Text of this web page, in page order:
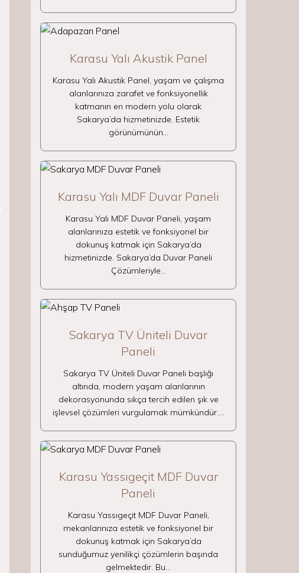
Karasu Yalı Akustik Panel
Karasu Yalı Akustik Panel, yaşam ve çalışma
alanlarınıza zarafet ve fonksiyonellik
katmanın en modern yolu olarak
Sakarya’da hizmetinizde. Estetik
görünümünün…
Karasu Yalı MDF Duvar Paneli
Karasu Yalı MDF Duvar Paneli, yaşam
alanlarınıza estetik ve fonksiyonel bir
dokunuş katmak için Sakarya’da
hizmetinizde. Sakarya’da Duvar Paneli
Çözümleriyle…
Sakarya TV Üniteli Duvar
Paneli
Sakarya TV Üniteli Duvar Paneli başlığı
altında, modern yaşam alanlarının
dekorasyonunda sıkça tercih edilen şık ve
işlevsel çözümleri vurgulamak mümkündür.…
Karasu Yassıgeçit MDF Duvar
Paneli
Karasu Yassıgeçit MDF Duvar Paneli,
mekanlarınıza estetik ve fonksiyonel bir
dokunuş katmak için Sakarya’da
sunduğumuz yenilikçi çözümlerin başında
gelmektedir. Bu…